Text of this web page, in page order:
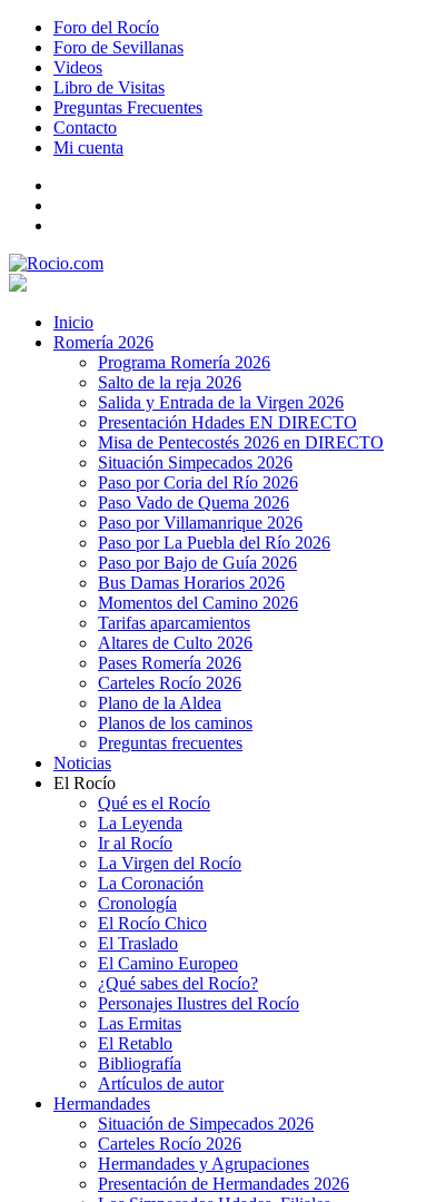
Foro del Rocío
Foro de Sevillanas
Videos
Libro de Visitas
Preguntas Frecuentes
Contacto
Mi cuenta
Inicio
Romería 2026
Programa Romería 2026
Salto de la reja 2026
Salida y Entrada de la Virgen 2026
Presentación Hdades EN DIRECTO
Misa de Pentecostés 2026 en DIRECTO
Situación Simpecados 2026
Paso por Coria del Río 2026
Paso Vado de Quema 2026
Paso por Villamanrique 2026
Paso por La Puebla del Río 2026
Paso por Bajo de Guía 2026
Bus Damas Horarios 2026
Momentos del Camino 2026
Tarifas aparcamientos
Altares de Culto 2026
Pases Romería 2026
Carteles Rocío 2026
Plano de la Aldea
Planos de los caminos
Preguntas frecuentes
Noticias
El Rocío
Qué es el Rocío
La Leyenda
Ir al Rocío
La Virgen del Rocío
La Coronación
Cronología
El Rocío Chico
El Traslado
El Camino Europeo
¿Qué sabes del Rocío?
Personajes Ilustres del Rocío
Las Ermitas
El Retablo
Bibliografía
Artículos de autor
Hermandades
Situación de Simpecados 2026
Carteles Rocío 2026
Hermandades y Agrupaciones
Presentación de Hermandades 2026